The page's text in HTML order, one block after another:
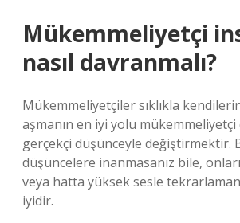
Mükemmeliyetçi
nasıl davranmalı?
Mükemmeliyetçiler sıklıkla
aşmanın en iyi yolu mükemmeliyetçi
gerçekçi düşünceyle değiştirmektir.
düşüncelere inanmasanız bile,
veya hatta yüksek sesle
iyidir.